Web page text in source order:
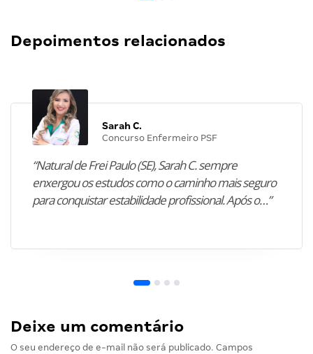
Depoimentos relacionados
Sarah C.
Concurso Enfermeiro PSF
“Natural de Frei Paulo (SE), Sarah C. sempre
enxergou os estudos como o caminho mais seguro
para conquistar estabilidade profissional. Após o…”
Deixe um comentário
O seu endereço de e-mail não será publicado. Campos